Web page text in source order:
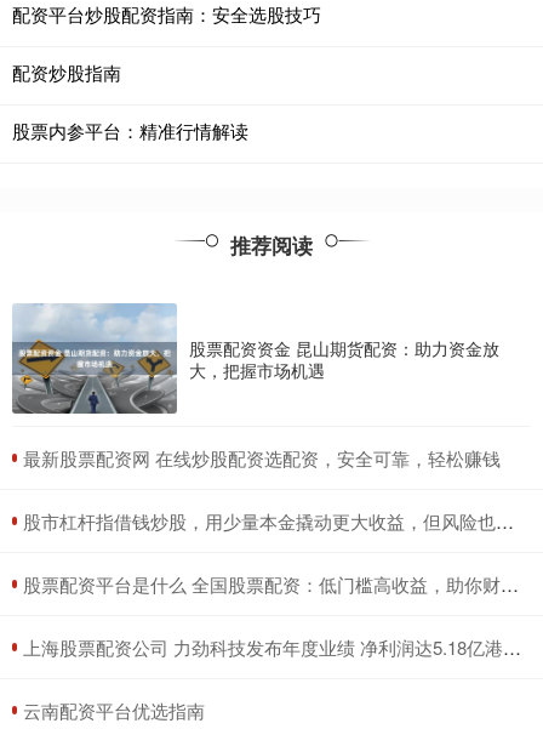
配资平台炒股配资指南：安全选股技巧
配资炒股指南
股票内参平台：精准行情解读
推荐阅读
股票配资资金 昆山期货配资：助力资金放
大，把握市场机遇
​最新股票配资网 在线炒股配资选配资，安全可靠，轻松赚钱
​股市杠杆指借钱炒股，用少量本金撬动更大收益，但风险也成倍放大。
​股票配资平台是什么 全国股票配资：低门槛高收益，助你财富增值
​上海股票配资公司 力劲科技发布年度业绩 净利润达5.18亿港元毛利率为27.2%
​云南配资平台优选指南